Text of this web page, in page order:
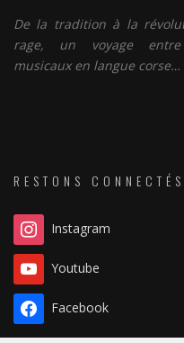
De la tradition à la
rage, un voyage
musicaux en langue corse…
RESTONS
Instagram
Youtube
Facebook